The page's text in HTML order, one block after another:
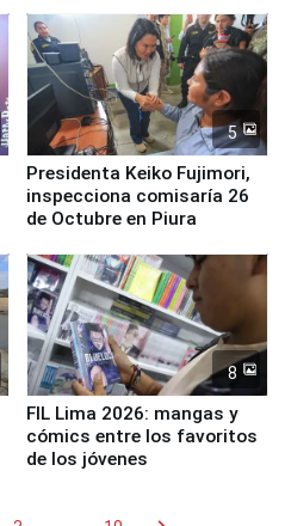
Derecho Colectivo"
5
Presidenta Keiko Fujimori,
inspecciona comisaría 26
de Octubre en Piura
8
FIL Lima 2026: mangas y
cómics entre los favoritos
de los jóvenes